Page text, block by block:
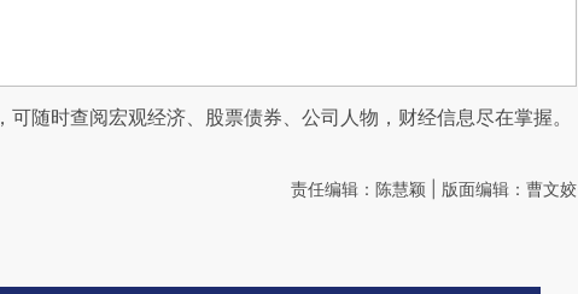
，可随时查阅宏观经济、股票债券、公司人物，财经信息尽在掌握。
责任编辑：陈慧颖 | 版面编辑：曹文姣